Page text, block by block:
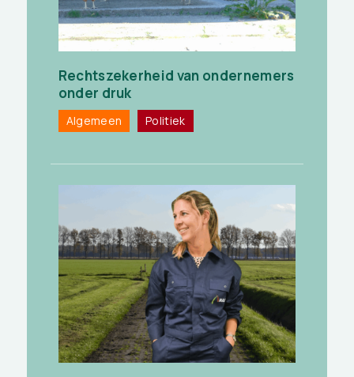
Rechtszekerheid van ondernemers
onder druk
Algemeen Politiek